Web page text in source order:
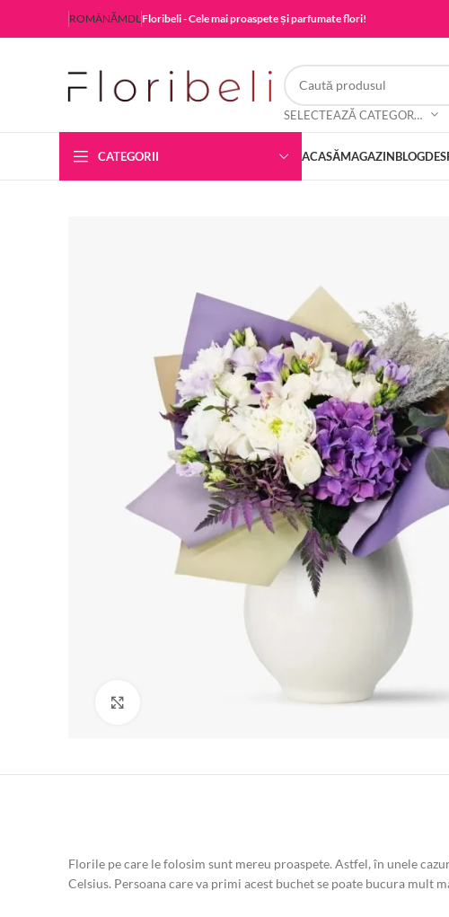
ROMÂNĂMDLFloribeli - Cele mai proaspete și parfumate flori!
SELECTEAZĂ CATEGORIA
CATEGORII ACASĂMAGAZINBLOG
Florile pe care le folosim sunt mereu proaspete. Astfel, în unele
Celsius. Persoana care va primi acest buchet se poate bucura mult